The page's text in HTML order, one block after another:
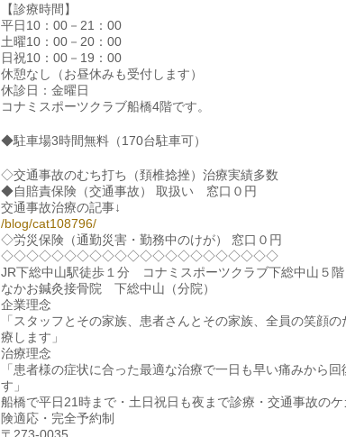
【診療時間】
平日10：00－21：00
土曜10：00－20：00
日祝10：00－19：00
休憩なし（お昼休みも受付します）
休診日：金曜日
コナミスポーツクラブ船橋4階です。
◆駐車場3時間無料（170台駐車可）
◇交通事故のむち打ち（頚椎捻挫）治療実績多数
◆自賠責保険（交通事故） 取扱い 窓口０円
交通事故治療の記事↓
/blog/cat108796/
◇労災保険（通勤災害・勤務中のけが） 窓口０円
◇◇◇◇◇◇◇◇◇◇◇◇◇◇◇◇◇◇◇◇◇◇
JR下総中山駅徒歩１分 コナミスポーツクラブ下総中山５階
なかお鍼灸接骨院 下総中山（分院）
企業理念
「スタッフとその家族、患者さんとその家族、全員の笑顔の
療します」
治療理念
「患者様の症状に合った最適な治療で一日も早い痛みから回
す」
船橋で平日21時まで・土日祝日も夜まで診療・交通事故のケ
険適応・完全予約制
〒273-0035